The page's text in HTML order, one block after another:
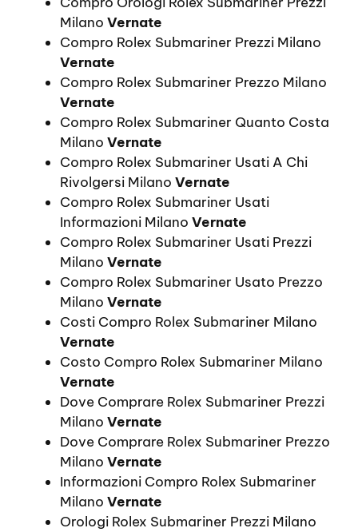
Milano Vernate
Compro Rolex Submariner Prezzi Milano
Vernate
Compro Rolex Submariner Prezzo Milano
Vernate
Compro Rolex Submariner Quanto Costa
Milano Vernate
Compro Rolex Submariner Usati A Chi
Rivolgersi Milano Vernate
Compro Rolex Submariner Usati
Informazioni Milano Vernate
Compro Rolex Submariner Usati Prezzi
Milano Vernate
Compro Rolex Submariner Usato Prezzo
Milano Vernate
Costi Compro Rolex Submariner Milano
Vernate
Costo Compro Rolex Submariner Milano
Vernate
Dove Comprare Rolex Submariner Prezzi
Milano Vernate
Dove Comprare Rolex Submariner Prezzo
Milano Vernate
Informazioni Compro Rolex Submariner
Milano Vernate
Orologi Rolex Submariner Prezzi Milano